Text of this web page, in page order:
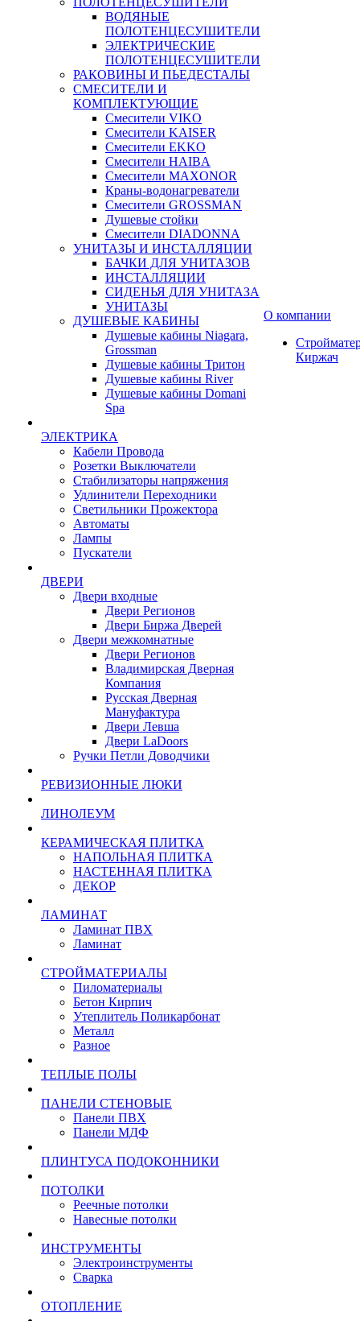
ВОДЯНЫЕ
ПОЛОТЕНЦЕСУШИТЕЛИ
ЭЛЕКТРИЧЕСКИЕ
ПОЛОТЕНЦЕСУШИТЕЛИ
РАКОВИНЫ И ПЬЕДЕСТАЛЫ
СМЕСИТЕЛИ И
КОМПЛЕКТУЮЩИЕ
Смесители VIKO
Смесители KAISER
Смесители EKKO
Смесители HAIBA
Смесители MAXONOR
Краны-водонагреватели
Смесители GROSSMAN
Душевые стойки
Смесители DIADONNA
УНИТАЗЫ И ИНСТАЛЛЯЦИИ
БАЧКИ ДЛЯ УНИТАЗОВ
ИНСТАЛЛЯЦИИ
СИДЕНЬЯ ДЛЯ УНИТАЗА
УНИТАЗЫ
ДУШЕВЫЕ КАБИНЫ
Душевые кабины Niagara,
Grossman
Душевые кабины Тритон
Душевые кабины River
Душевые кабины Domani
Spa
ЭЛЕКТРИКА
Кабели Провода
Розетки Выключатели
Стабилизаторы напряжения
Удлинители Переходники
Светильники Прожектора
Автоматы
Лампы
Пускатели
ДВЕРИ
Двери входные
Двери Регионов
Двери Биржа Дверей
Двери межкомнатные
Двери Регионов
Владимирская Дверная
Компания
Русская Дверная
Мануфактура
Двери Левша
Двери LaDoors
Ручки Петли Доводчики
РЕВИЗИОННЫЕ ЛЮКИ
ЛИНОЛЕУМ
КЕРАМИЧЕСКАЯ ПЛИТКА
НАПОЛЬНАЯ ПЛИТКА
НАСТЕННАЯ ПЛИТКА
ДЕКОР
ЛАМИНАТ
Ламинат ПВХ
Ламинат
СТРОЙМАТЕРИАЛЫ
Пиломатериалы
Бетон Кирпич
Утеплитель Поликарбонат
Металл
Разное
ТЕПЛЫЕ ПОЛЫ
ПАНЕЛИ СТЕНОВЫЕ
Панели ПВХ
Панели МДФ
ПЛИНТУСА ПОДОКОННИКИ
ПОТОЛКИ
Реечные потолки
Навесные потолки
ИНСТРУМЕНТЫ
Электроинструменты
Сварка
ОТОПЛЕНИЕ
О компании
Киржач